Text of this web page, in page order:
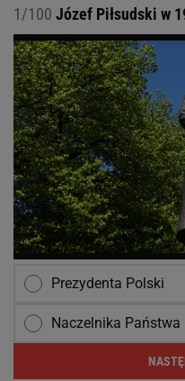
1/100 Józef Piłsudski w
Prezydenta Polski
Naczelnika Państwa